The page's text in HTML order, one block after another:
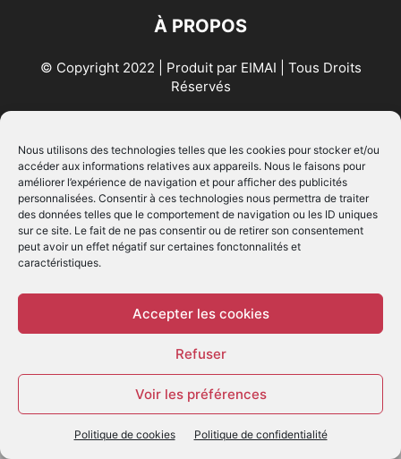
Nous utilisons des technologies telles que les cookies pour stocker et/ou
accéder aux informations relatives aux appareils. Nous le faisons pour
améliorer l’expérience de navigation et pour afficher des publicités
personnalisées. Consentir à ces technologies nous permettra de traiter
des données telles que le comportement de navigation ou les ID uniques
sur ce site. Le fait de ne pas consentir ou de retirer son consentement
peut avoir un effet négatif sur certaines fonctonnalités et
caractéristiques.
Accepter les cookies
Refuser
Voir les préférences
Politique de cookies Politique de confidentialité
À PROPOS
© Copyright 2022 | Produit par EIMAI | Tous Droits
Réservés
SUIVEZ NOUS